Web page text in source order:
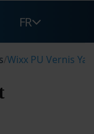
FR
/Wixx PU Vernis